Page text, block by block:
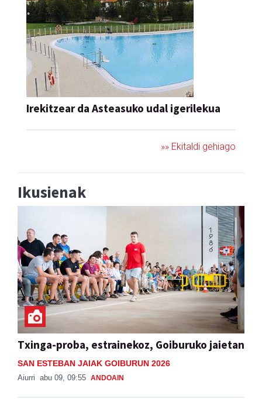
Irekitzear da Asteasuko udal igerilekua
»» Ekitaldi gehiago
Ikusienak
Txinga-proba, estrainekoz, Goiburuko jaietan
SAN ESTEBAN JAIAK GOIBURUN 2026
Aiurri abu 09, 09:55 ANDOAIN